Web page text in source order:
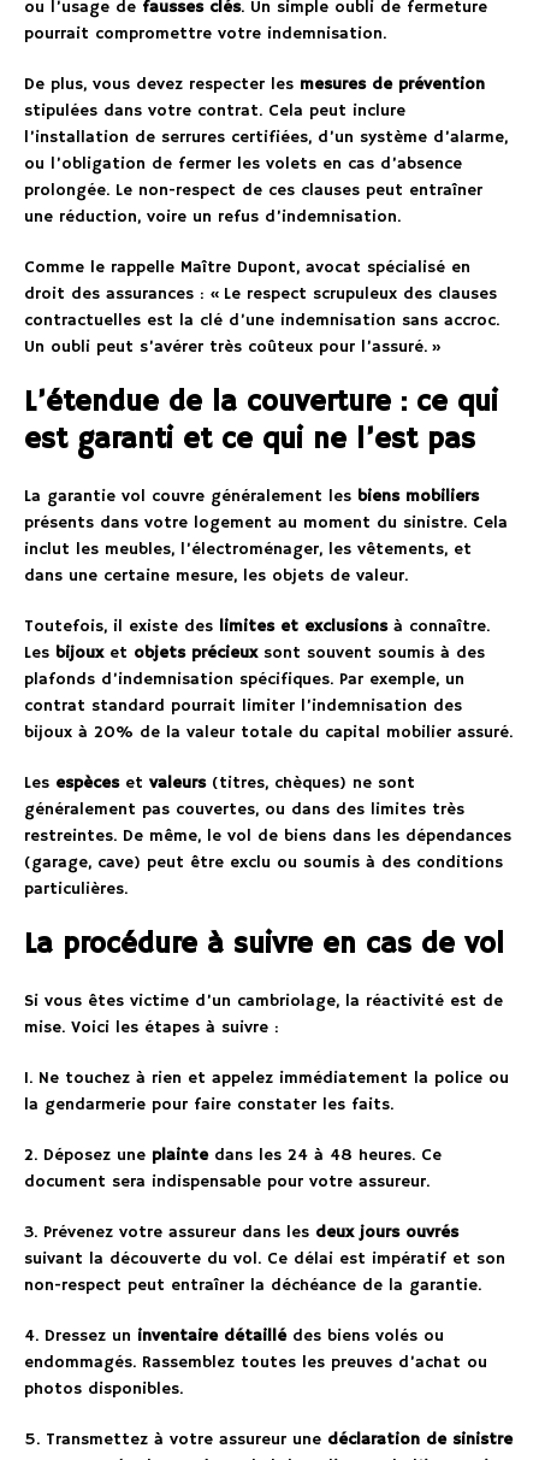
ou l’usage de fausses clés. Un simple oubli de fermeture
pourrait compromettre votre indemnisation.
De plus, vous devez respecter les mesures de prévention
stipulées dans votre contrat. Cela peut inclure
l’installation de serrures certifiées, d’un système d’alarme,
ou l’obligation de fermer les volets en cas d’absence
prolongée. Le non-respect de ces clauses peut entraîner
une réduction, voire un refus d’indemnisation.
Comme le rappelle Maître Dupont, avocat spécialisé en
droit des assurances : « Le respect scrupuleux des clauses
contractuelles est la clé d’une indemnisation sans accroc.
Un oubli peut s’avérer très coûteux pour l’assuré. »
L’étendue de la couverture : ce qui
est garanti et ce qui ne l’est pas
La garantie vol couvre généralement les biens mobiliers
présents dans votre logement au moment du sinistre. Cela
inclut les meubles, l’électroménager, les vêtements, et
dans une certaine mesure, les objets de valeur.
Toutefois, il existe des limites et exclusionsà connaître.
Les bijouxet objets précieuxsont souvent soumis à des
plafonds d’indemnisation spécifiques. Par exemple, un
contrat standard pourrait limiter l’indemnisation des
bijoux à 20% de la valeur totale du capital mobilier assuré.
Les espèceset valeurs(titres, chèques) ne sont
généralement pas couvertes, ou dans des limites très
restreintes. De même, le vol de biens dans les dépendances
(garage, cave) peut être exclu ou soumis à des conditions
particulières.
La procédure à suivre en cas de vol
Si vous êtes victime d’un cambriolage, la réactivité est de
mise. Voici les étapes à suivre :
1. Ne touchez à rien et appelez immédiatement la police ou
la gendarmerie pour faire constater les faits.
2. Déposez une plaintedans les 24 à 48 heures. Ce
document sera indispensable pour votre assureur.
3. Prévenez votre assureur dans les deux jours ouvrés
suivant la découverte du vol. Ce délai est impératif et son
non-respect peut entraîner la déchéance de la garantie.
4. Dressez un inventaire détaillédes biens volés ou
endommagés. Rassemblez toutes les preuves d’achat ou
photos disponibles.
5. Transmettez à votre assureur une déclaration de sinistre